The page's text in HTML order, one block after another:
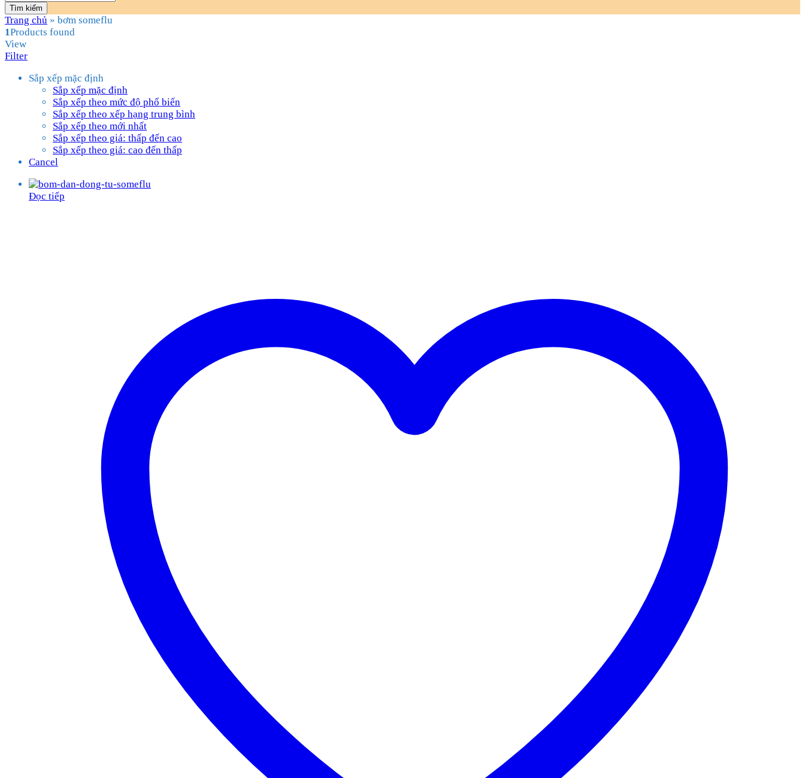
Tìm kiếm
Trang chủ » bơm someflu
1Products found
View
Filter
Sắp xếp mặc định
Sắp xếp mặc định
Sắp xếp theo mức độ phổ biến
Sắp xếp theo xếp hạng trung bình
Sắp xếp theo mới nhất
Sắp xếp theo giá: thấp đến cao
Sắp xếp theo giá: cao đến thấp
Cancel
Đọc tiếp